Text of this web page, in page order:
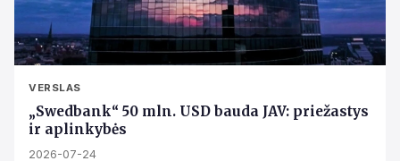
VERSLAS
„Swedbank“ 50 mln. USD bauda JAV: priežastys
ir aplinkybės
2026-07-24